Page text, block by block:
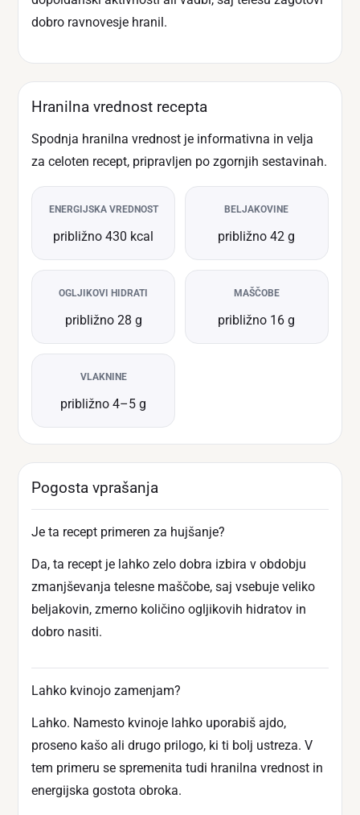
dobro ravnovesje hranil.
Hranilna vrednost recepta
Spodnja hranilna vrednost je informativna in velja
za celoten recept, pripravljen po zgornjih sestavinah.
ENERGIJSKA VREDNOST
približno 430 kcal
BELJAKOVINE
približno 42 g
OGLJIKOVI HIDRATI
približno 28 g
MAŠČOBE
približno 16 g
VLAKNINE
približno 4–5 g
Pogosta vprašanja
Je ta recept primeren za hujšanje?
Da, ta recept je lahko zelo dobra izbira v obdobju
zmanjševanja telesne maščobe, saj vsebuje veliko
beljakovin, zmerno količino ogljikovih hidratov in
dobro nasiti.
Lahko kvinojo zamenjam?
Lahko. Namesto kvinoje lahko uporabiš ajdo,
proseno kašo ali drugo prilogo, ki ti bolj ustreza. V
tem primeru se spremenita tudi hranilna vrednost in
energijska gostota obroka.